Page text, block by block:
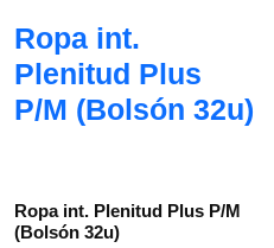
Ropa int.
Plenitud Plus
P/M (Bolsón 32u)
Ropa int. Plenitud Plus P/M
(Bolsón 32u)